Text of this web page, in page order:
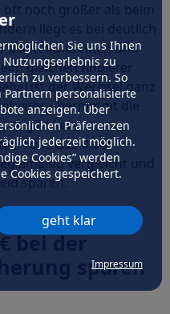
Sie uns Ihnen
Nutzungserlebnis zu
zu verbessern. So
personalisierte
anzeigen. Über
Präferenzen
jederzeit möglich.
Cookies” werden
Cookies gespeichert.
geht klar
Impressum
noch größer als beim
liegt es bei deutlich
allem Kundinnen und
gleichen Anbieter
ist der Wechsel ganz
übernimmt die
es gibt keinen
– das Gas fließt
vergleicht und
sparen.
bei der
sparen